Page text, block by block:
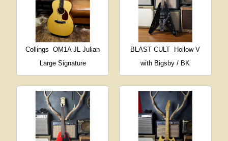
Collings
OM1A JL Julian
Large Signature
BLAST CULT Hollow V
with Bigsby / BK